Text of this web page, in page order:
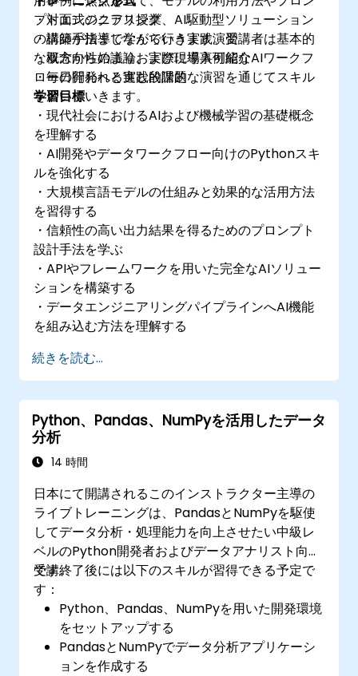
プトエンジニアリング、AI駆動型ソリューション
の構築手法まで学んでいきます。受講者は基本的
な概念から始まり、実際に導入可能なAIワークフ
ローの開発へと進む段階的な演習を通じてスキル
を磨いていきます。
・対面式のクラス授業
・講師が指導しながら行う実践演習
・双方向性の議論および現場事例紹介
・毎日行われる実践的課題
学習目標
・現代社会におけるAIおよび機械学習の基礎概念
を理解する
・AI開発やデータワークフロー向けのPythonスキ
ルを強化する
・大規模言語モデルの仕組みと効果的な活用方法
を習得する
・信頼性の高い出力結果を得るためのプロンプト
設計手法を学ぶ
・APIやフレームワークを用いた完全なAIソリュー
ションを構築する
・データエンジニアリングパイプラインへAI機能
を組み込む方法を理解する
続きを読む...
Python、Pandas、NumPyを活用したデータ
分析
14 時間
日本にて開講されるこのインストラクター主導の
ライブトレーニングは、PandasとNumPyを駆使
してデータ分析・処理能力を向上させたい中級レ
ベルのPython開発者およびデータアナリスト向け
です。
受講終了後には以下のスキルが習得できる予定で
す：
Python、Pandas、NumPyを用いた開発環境
をセットアップする
PandasとNumPyでデータ分析アプリケーシ
ョンを作成する